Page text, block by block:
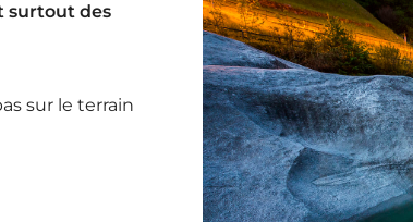
surtout des
sur le terrain